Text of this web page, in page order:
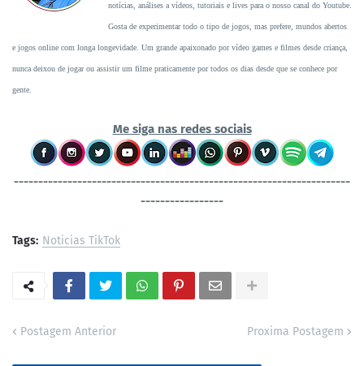
notícias, análises a vídeos, tutoriais e lives para o nosso canal do Youtube.
Gosta de experimentar todo o tipo de jogos, mas prefere, mundos abertos
e jogos online com longa longevidade. Um grande apaixonado por vídeo games e filmes desde criança,
nunca deixou de jogar ou assistir um filme praticamente por todos os dias desde que se conhece por
gente.
Me siga nas redes sociais
---------------------------------------------------------------------
-----------------
Tags: Noticias TikTok
Postagem Anterior Proxima Postagem